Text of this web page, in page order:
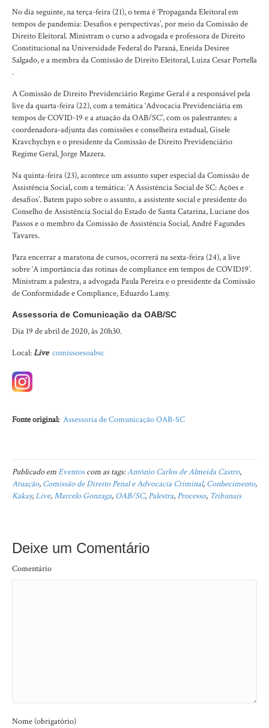
No dia seguinte, na terça-feira (21), o tema é ‘Propaganda Eleitoral em
tempos de pandemia: Desafios e perspectivas’, por meio da Comissão de
Direito Eleitoral. Ministram o curso a advogada e professora de Direito
Constitucional na Universidade Federal do Paraná, Eneida Desiree
Salgado, e a membra da Comissão de Direito Eleitoral, Luiza Cesar Portella
.
A Comissão de Direito Previdenciário Regime Geral é a responsável pela
live da quarta-feira (22), com a temática ‘Advocacia Previdenciária em
tempos de COVID-19 e a atuação da OAB/SC’, com os palestrantes: a
coordenadora-adjunta das comissões e conselheira estadual, Gisele
Kravchychyn e o presidente da Comissão de Direito Previdenciário
Regime Geral, Jorge Mazera.
Na quinta-feira (23), acontece um assunto super especial da Comissão de
Assistência Social, com a temática: ‘A Assistência Social de SC: Ações e
desafios’. Batem papo sobre o assunto, a assistente social e presidente do
Conselho de Assistência Social do Estado de Santa Catarina, Luciane dos
Passos e o membro da Comissão de Assistência Social, André Fagundes
Tavares.
Para encerrar a maratona de cursos, ocorrerá na sexta-feira (24), a live
sobre ‘A importância das rotinas de compliance em tempos de COVID19’.
Ministram a palestra, a advogada Paula Pereira e o presidente da Comissão
de Conformidade e Compliance, Eduardo Lamy.
Assessoria de Comunicação da OAB/SC
Dia 19 de abril de 2020, às 20h30.
Local:Live comissoesoabsc
Fonte original: Assessoria de Comunicação OAB-SC
Publicado emEventoscom as tags:Antônio Carlos de Almeida Castro,
Atuação, Comissão de Direito Penal e Advocacia Criminal, Conhecimento,
Kakay,Live,Marcelo Gonzaga, OAB/SC,Palestra,Processo, Tribunais
Deixe um Comentário
Comentário
Nome (obrigatório)